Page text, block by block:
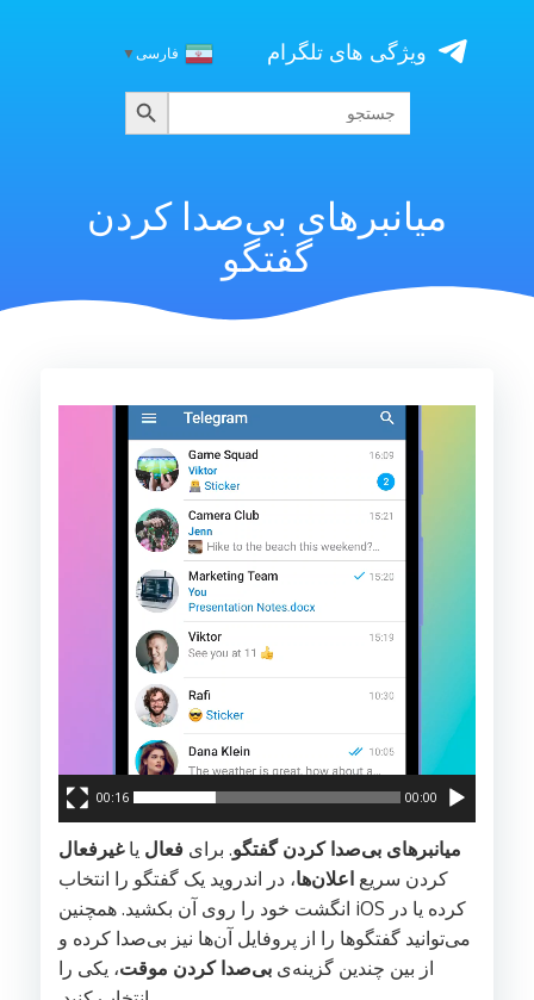
content
ویژگی های تلگرام فارسی▼
جستجو
برای:
جستجو
میانبرهای بی‌صدا کردن
گفتگو
00:00
00:16
میانبرهای بی‌صدا کردن گفتگو. برای فعال یاغیرفعال
کردن سریع اعلان‌ها، در اندروید یک گفتگو را انتخاب
کرده یا در iOS انگشت خود را روی آن بکشید. همچنین
می‌توانید گفتگوها را از پروفایل آن‌ها نیز بی‌صدا کرده و
از بین چندین گزینه‌ی بی‌صدا کردن موقت، یکی را